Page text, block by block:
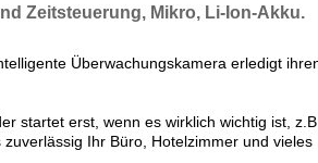
Zeitsteuerung, Mikro, Li-Ion-Akku.
Überwachungskamera erledigt
startet erst, wenn es wirklich wichtig ist, z.B.
Ihr Büro, Hotelzimmer und vieles